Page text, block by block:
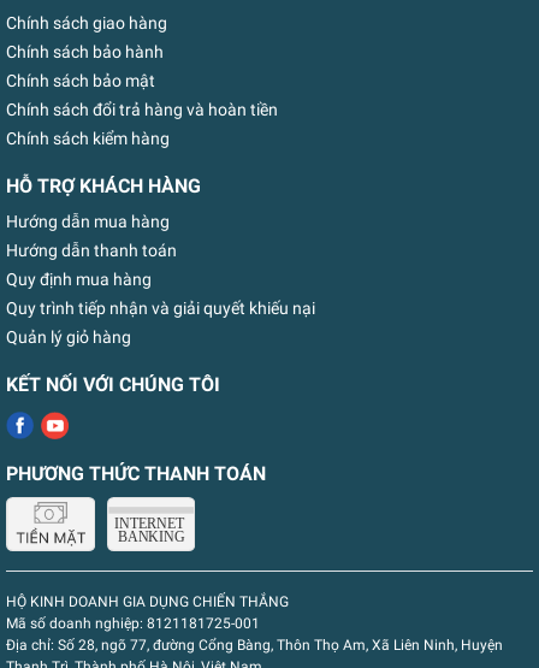
Chính sách giao hàng
Chính sách bảo hành
Chính sách bảo mật
Chính sách đổi trả hàng và hoàn tiền
Chính sách kiểm hàng
HỖ TRỢ KHÁCH HÀNG
Hướng dẫn mua hàng
Hướng dẫn thanh toán
Quy định mua hàng
Quy trình tiếp nhận và giải quyết khiếu nại
Quản lý giỏ hàng
KẾT NỐI VỚI CHÚNG TÔI
PHƯƠNG THỨC THANH TOÁN
HỘ KINH DOANH GIA DỤNG CHIẾN THẮNG
Mã số doanh nghiệp: 8121181725-001
Địa chỉ: Số 28, ngõ 77, đường Cổng Bàng, Thôn Thọ Am, Xã Liên Ninh, Huyện